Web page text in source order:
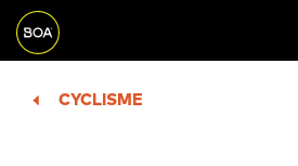
Skip to main content
Begin main content
CYCLISME